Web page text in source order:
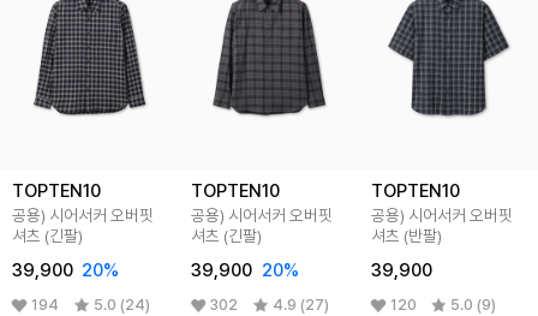
TOPTEN10
공용) 시어서커 오버핏
셔츠 (긴팔)
39,900 20%
194 5.0 (24)
TOPTEN10
공용) 시어서커 오버핏
셔츠 (긴팔)
39,900 20%
302 4.9 (27)
TOPTEN10
공용) 시어서커 오버핏
셔츠 (반팔)
39,900
120 5.0 (9)